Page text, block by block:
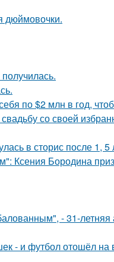
дюймовочки.
по $2 млн в год,
со своей
в сторис после 1, 5
Ксения Бородина
- 31-летняя
- и футбол отошёл на